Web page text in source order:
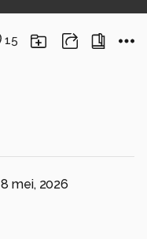
15
8 mei, 2026